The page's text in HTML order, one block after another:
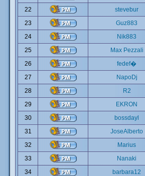
22
stevebur
23
Guz883
24
Nik883
25
Max Pezzali
26
fedef�
27
NapoDj
28
R2
29
EKRON
30
bossdayl
31
JoseAlberto
32
Marius
33
Nanaki
34
barbara12